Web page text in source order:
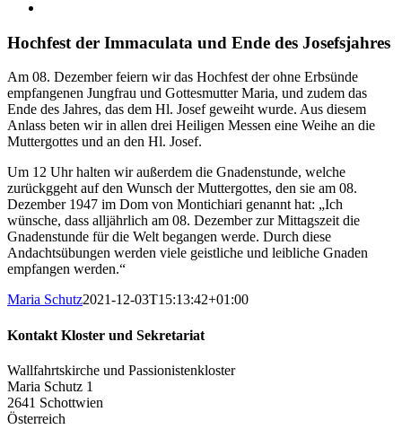
Hochfest der Immaculata und Ende des Josefsjahres
Am 08. Dezember feiern wir das Hochfest der ohne Erbsünde
empfangenen Jungfrau und Gottesmutter Maria, und zudem das
Ende des Jahres, das dem Hl. Josef geweiht wurde. Aus diesem
Anlass beten wir in allen drei Heiligen Messen eine Weihe an die
Muttergottes und an den Hl. Josef.
Um 12 Uhr halten wir außerdem die Gnadenstunde, welche
zurückggeht auf den Wunsch der Muttergottes, den sie am 08.
Dezember 1947 im Dom von Montichiari genannt hat: „Ich
wünsche, dass alljährlich am 08. Dezember zur Mittagszeit die
Gnadenstunde für die Welt begangen werde. Durch diese
Andachtsübungen werden viele geistliche und leibliche Gnaden
empfangen werden.“
Maria Schutz2021-12-03T15:13:42+01:00
Kontakt Kloster und Sekretariat
Wallfahrtskirche und Passionistenkloster
Maria Schutz 1
2641 Schottwien
Österreich